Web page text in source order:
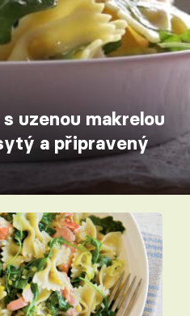
uzenou makrelou
a připravený